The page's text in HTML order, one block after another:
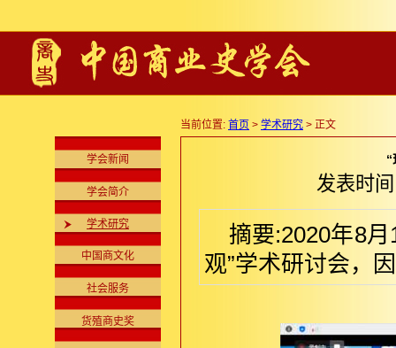
学会新闻
学会简介
学术研究
中国商文化
社会服务
货殖商史奖
当前位置: 首页 > 学术研究 > 正文
发表时
摘要:2020年8
观”学术研讨会，